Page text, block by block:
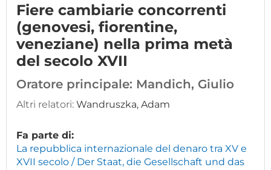
Fiere cambiarie concorrenti
(genovesi, fiorentine,
veneziane) nella prima metà
del secolo XVII
Oratore principale: Mandich, Giulio
Altri relatori: Wandruszka, Adam
Fa parte di:
La repubblica internazionale del denaro tra XV e
XVII secolo / Der Staat, die Gesellschaft und das